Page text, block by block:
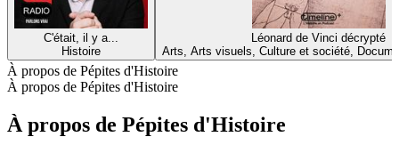
C'était, il y a...
Histoire
Léonard de Vinci décrypté
Arts, Arts visuels, Culture et société,
À propos de Pépites d'Histoire
À propos de Pépites d'Histoire
À propos de Pépites d'Histoire